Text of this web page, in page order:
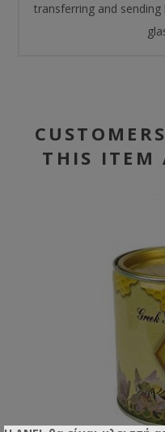
transferring and sending
THIS ITEM